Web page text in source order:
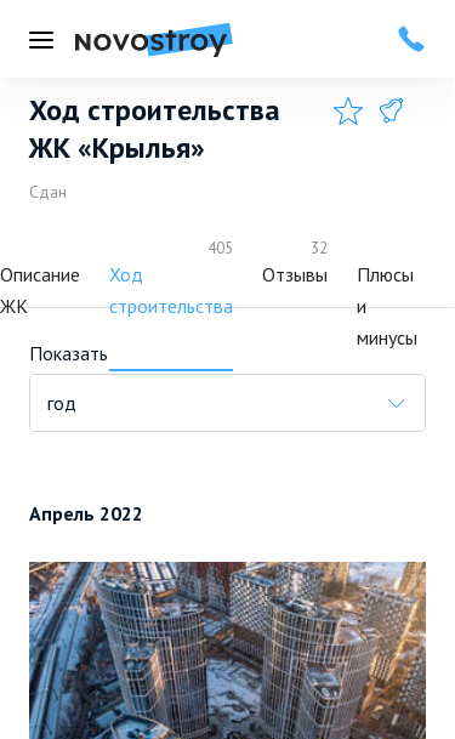
Меню
Ход строительства
ЖК «Крылья»
Добавить в
Сдан
Описание
ЖК
405
Ход
строительства
32
Отзывы
Плюсы
и
минусы
Показать
год
Апрель 2022